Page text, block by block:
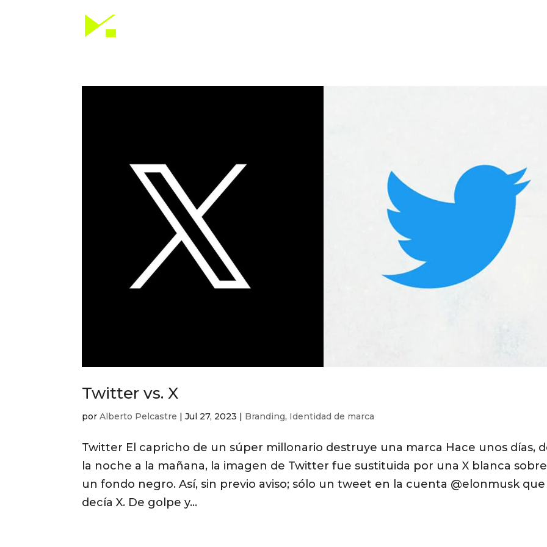
Twitter vs. X
porAlberto Pelcastre |Jul 27, 2023 | Branding, Identidad de marca
Twitter El capricho de un súper millonario destruye una marca Hace unos días,
la noche a la mañana, la imagen de Twitter fue sustituida por una X blanca sobre
un fondo negro. Así, sin previo aviso; sólo un tweet en la cuenta @elonmusk que
decía X. De golpe y...